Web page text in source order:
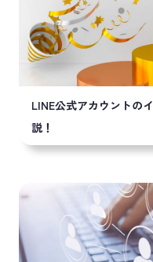
LINE公式アカウントの
説！